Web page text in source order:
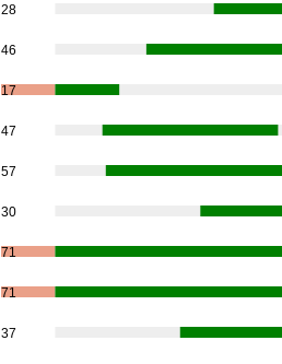
28
46
17
47
57
30
71
71
37